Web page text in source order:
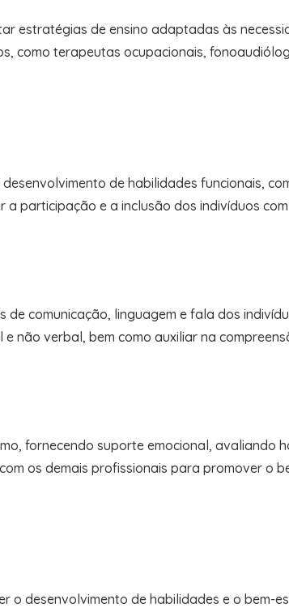
estratégias de ensino adaptadas às
como terapeutas ocupacionais,
de habilidades funcionais,
participação e a inclusão dos indivíduos
comunicação, linguagem e fala dos
verbal, bem como auxiliar na
fornecendo suporte emocional, avaliando
os demais profissionais para promover o
desenvolvimento de habilidades e o bem-